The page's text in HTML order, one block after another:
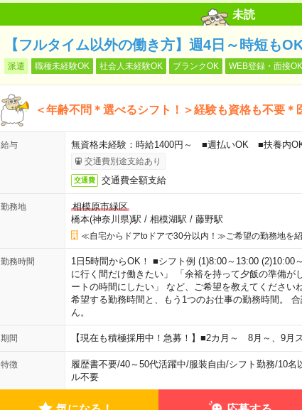
未読
【フルタイム以外の働き方】週4日～時短も
派遣 職種未経験OK 社会人未経験OK ブランクOK WEB登録・面接OK
＜年齢不問＊選べるシフト！＞経験も資格も不要＊
給与 無資格未経験：時給1400円～ ■週払いOK ■扶養内
交通費別途支給あり
交通費 交通費全額支給
勤務地
相模原市緑区
橋本(神奈川県)駅 / 相模湖駅 / 藤野駅
≪自宅からドアtoドアで30分以内！≫ご希望の勤務地を紹
勤務時間
1日5時間からOK！ ■シフト例 (1)8:00～13:00 (2)10:00
に行く間だけ働きたい」 「余裕を持って夕飯の準備が
ートの時間にしたい」 など、ご希望を教えてくださ
希望する勤務時間と、もう1つのお仕事の勤務時間。
ん。
期間 【現在も積極採用中！急募！】■2カ月～ 8月～、9月
特徴 履歴書不要/40～50代活躍中/服装自由/シフト勤務/10名
ル不要